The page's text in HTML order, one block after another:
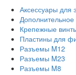
Аксессуары для
Крепежные
Пластины для
Разъемы M12
Разъемы M23
Разъемы M8